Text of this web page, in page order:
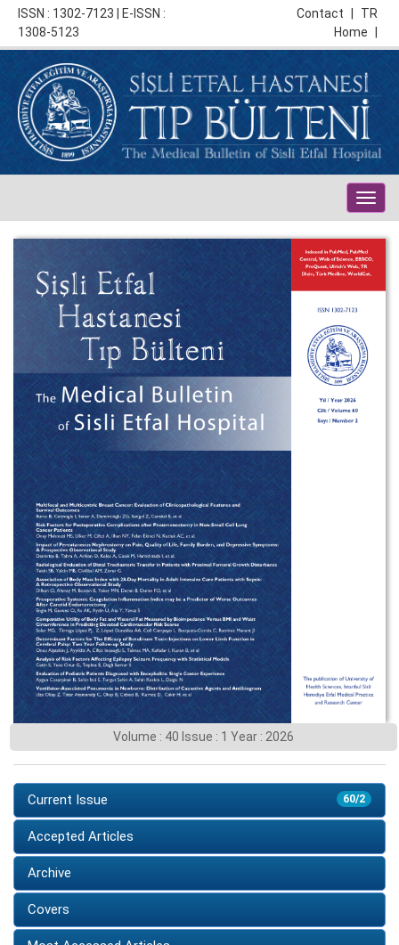
ISSN : 1302-7123 | E-ISSN :
1308-5123
TR
Contact
Home
Volume : 40 Issue : 1 Year : 2026
60/2
Current Issue
Accepted Articles
Archive
Covers